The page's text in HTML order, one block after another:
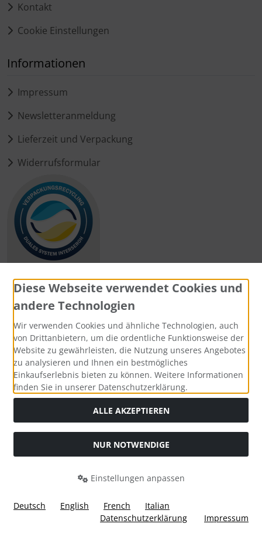
Kontakt
Cookie Einstellungen
Informationen
Impressum
Newsletteranmeldung
Lieferzeit und Verpackung
Widerrufsformular
Zahlungsmethoden
Social Media
Widerrufsformular
Diese Webseite verwendet Cookies und
andere Technologien
Wir verwenden Cookies und ähnliche Technologien, auch
von Drittanbietern, um die ordentliche Funktionsweise der
Website zu gewährleisten, die Nutzung unseres Angebotes
zu analysieren und Ihnen ein bestmögliches
Einkaufserlebnis bieten zu können. Weitere Informationen
finden Sie in unserer Datenschutzerklärung.
ALLE AKZEPTIEREN
NUR NOTWENDIGE
Einstellungen anpassen
Deutsch English French
Italian
Datenschutzerklärung
Impressum